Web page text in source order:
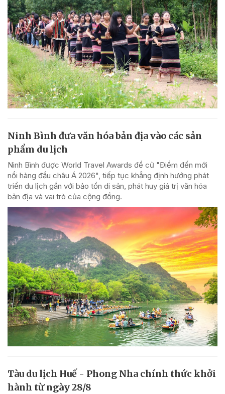
Ninh Bình đưa văn hóa bản địa vào các sản
phẩm du lịch
Ninh Bình được World Travel Awards đề cử "Điểm đến mới
nổi hàng đầu châu Á 2026", tiếp tục khẳng định hướng phát
triển du lịch gắn với bảo tồn di sản, phát huy giá trị văn hóa
bản địa và vai trò của cộng đồng.
Tàu du lịch Huế - Phong Nha chính thức khởi
hành từ ngày 28/8